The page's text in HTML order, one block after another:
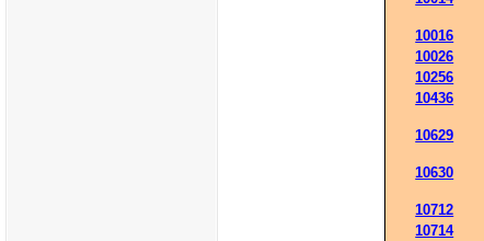
10016
10026
10256
10436
10629
10630
10712
10714